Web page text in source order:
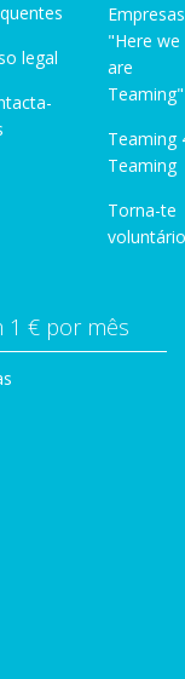
legal
Empresas
"Here we
are
Teaming"
Teaming
Teaming
Torna-te
1 € por mês